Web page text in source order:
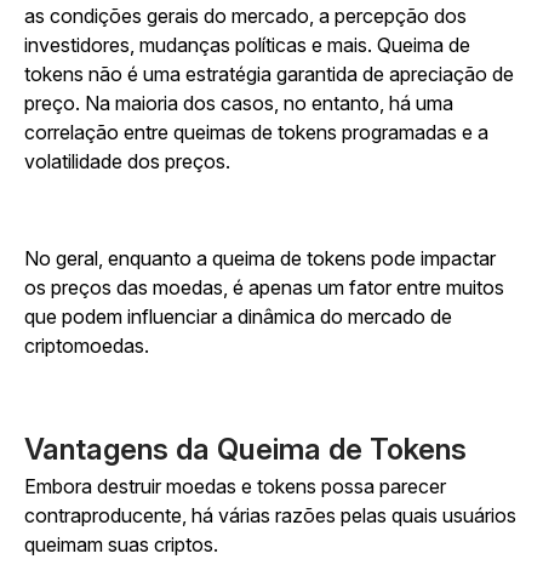
as condições gerais do mercado, a percepção dos
investidores, mudanças políticas e mais. Queima de
tokens não é uma estratégia garantida de apreciação de
preço. Na maioria dos casos, no entanto, há uma
correlação entre queimas de tokens programadas e a
volatilidade dos preços.
No geral, enquanto a queima de tokens pode impactar
os preços das moedas, é apenas um fator entre muitos
que podem influenciar a dinâmica do mercado de
criptomoedas.
Vantagens da Queima de Tokens
Embora destruir moedas e tokens possa parecer
contraproducente, há várias razões pelas quais usuários
queimam suas criptos.